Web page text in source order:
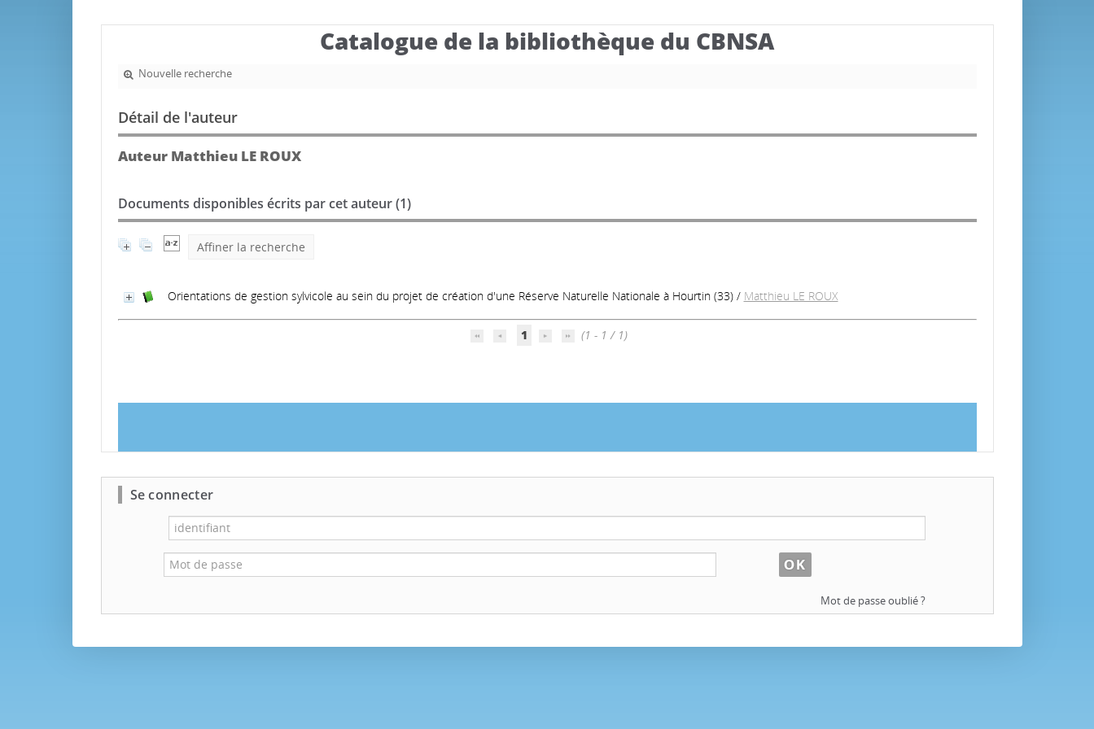
Catalogue de la bibliothèque du CBNSA
Nouvelle recherche
Détail de l'auteur
Auteur Matthieu LE ROUX
Documents disponibles écrits par cet auteur (1)
Affiner la recherche
Orientations de gestion sylvicole au sein du projet de création d'une Réserve Naturelle Nationale à Hourtin (33)/ Matthieu LE ROUX
1 (1 - 1 / 1)
Se connecter
Mot de passe oublié ?